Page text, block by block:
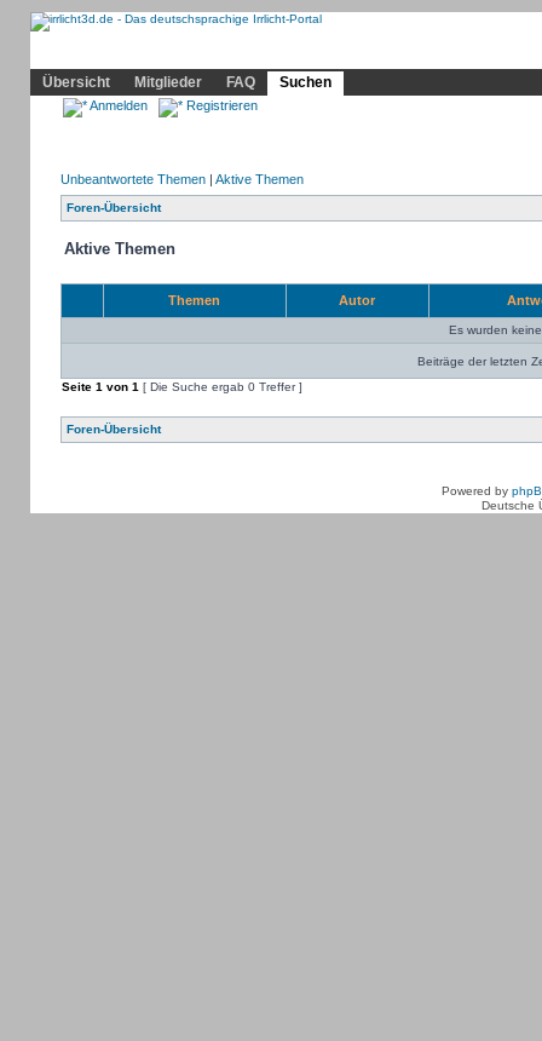
Übersicht
Mitglieder FAQ Suchen
Anmelden Registrieren
Unbeantwortete Themen| Aktive Themen
Foren-Übersicht
Aktive Themen
Themen Autor
Es wurden
Beiträge der letzten
Seite 1 von 1 [ Die Suche ergab 0 Treffer ]
Foren-Übersicht
Powered by
Deutsche